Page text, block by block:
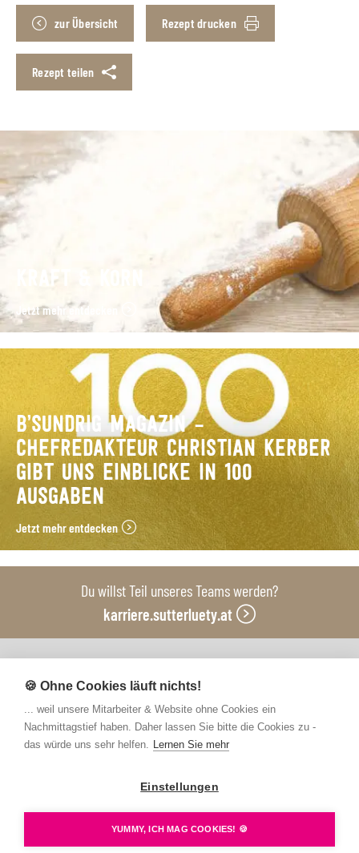
zur Übersicht Rezept drucken
Rezept teilen
KRAFT & KORN
Jetzt mehr entdecken
B’SUNDRIG MAGAZIN –
CHEFREDAKTEUR CHRISTIAN KERBER
GIBT UNS EINBLICKE IN 100
AUSGABEN
Jetzt mehr entdecken
Du willst Teil unseres Teams werden?
karriere.sutterluety.at
Unsere Produktionsbetriebe
Newsletter abonnieren
Hinweisgebersystem
Datenschutz
Impressum
🍪 Ohne Cookies läuft nichts!
... weil unsere Mitarbeiter & Website ohne Cookies ein
Nachmittagstief haben. Daher lassen Sie bitte die Cookies zu -
das würde uns sehr helfen. Lernen Sie mehr
Einstellungen
YUMMY, ICH MAG COOKIES! 🍪